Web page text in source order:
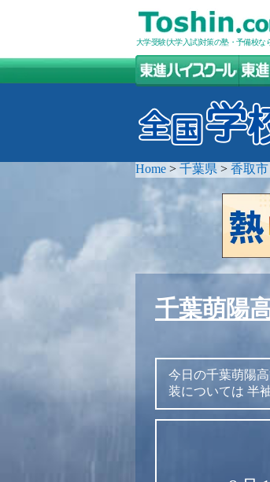
大学受験(大学入試)対策の塾・予備校な
Home > 千葉県 > 香取市
千葉萌陽
今日の千葉萌陽
装については 半